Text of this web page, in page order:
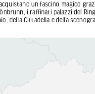
un fascino magico
i raffinati palazzi del
della Cittadella e della